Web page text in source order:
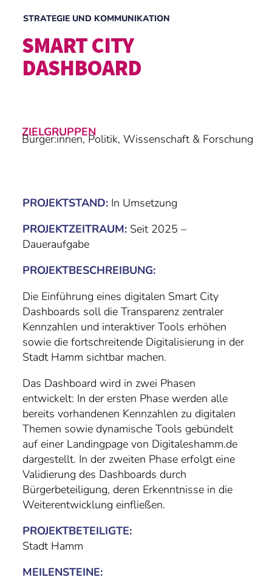
STRATEGIE UND KOMMUNIKATION
SMART CITY
DASHBOARD
ZIELGRUPPEN
Bürger:innen, Politik, Wissenschaft & Forschung
PROJEKTSTAND: In Umsetzung
PROJEKTZEITRAUM: Seit 2025 –
Daueraufgabe
PROJEKTBESCHREIBUNG:
Die Einführung eines digitalen Smart City
Dashboards soll die Transparenz zentraler
Kennzahlen und interaktiver Tools erhöhen
sowie die fortschreitende Digitalisierung in der
Stadt Hamm sichtbar machen.
Das Dashboard wird in zwei Phasen
entwickelt: In der ersten Phase werden alle
bereits vorhandenen Kennzahlen zu digitalen
Themen sowie dynamische Tools gebündelt
auf einer Landingpage von Digitaleshamm.de
dargestellt. In der zweiten Phase erfolgt eine
Validierung des Dashboards durch
Bürgerbeteiligung, deren Erkenntnisse in die
Weiterentwicklung einfließen.
PROJEKTBETEILIGTE:
Stadt Hamm
MEILENSTEINE: